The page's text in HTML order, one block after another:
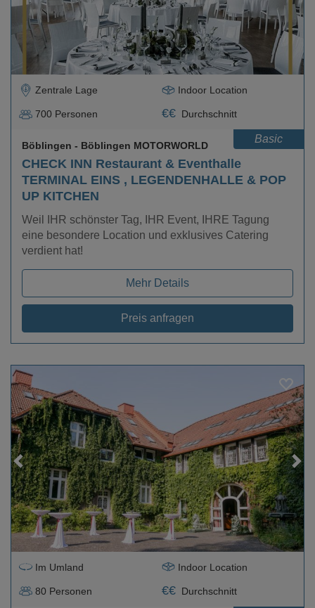
Zentrale Lage Indoor Location
700 Personen €€ Durchschnitt
Basic
CHECK INN Restaurant & Eventhalle
TERMINAL EINS , LEGENDENHALLE & POP
UP KITCHEN
Böblingen - Böblingen MOTORWORLD
Weil IHR schönster Tag, IHR Event, IHRE Tagung
eine besondere Location und exklusives Catering
verdient hat!
Mehr Details
Preis anfragen
Loading...
Im Umland Indoor Location
80 Personen €€ Durchschnitt